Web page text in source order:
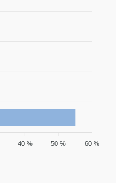
60 %
50 %
40 %